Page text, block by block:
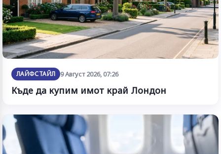
ЛАЙФСТАЙЛ 9 Август 2026, 07:26
Къде да купим имот край Лондон